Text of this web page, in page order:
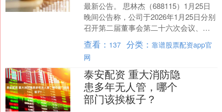
最新公告。 思林杰（688115）1月25日
晚间公告称，公司于2026年1月25日分别
召开第二届董事会第二十六次会议、第
二届董事会独立董事第八次专门会议、
第二届....
查看： 137 分类：靠谱股票配资app官
网
泰安配资 重大消防隐
患多年无人管，哪个
部门该挨板子？